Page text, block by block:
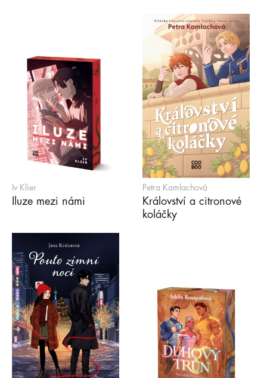
Iv Klier
Iluze mezi námi
Petra Kamlachová
Království a citronové
koláčky